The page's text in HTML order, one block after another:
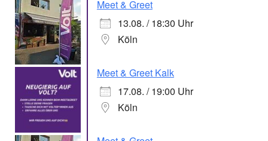
Meet & Greet
13.08. / 18:30 Uhr
Köln
Meet & Greet Kalk
17.08. / 19:00 Uhr
Köln